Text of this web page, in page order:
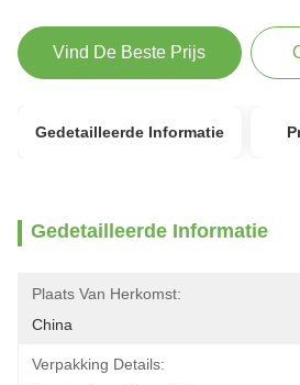
Vind De Beste Prijs
Gedetailleerde Informatie
Gedetailleerde Informatie
Plaats Van Herkomst:
China
Verpakking Details: